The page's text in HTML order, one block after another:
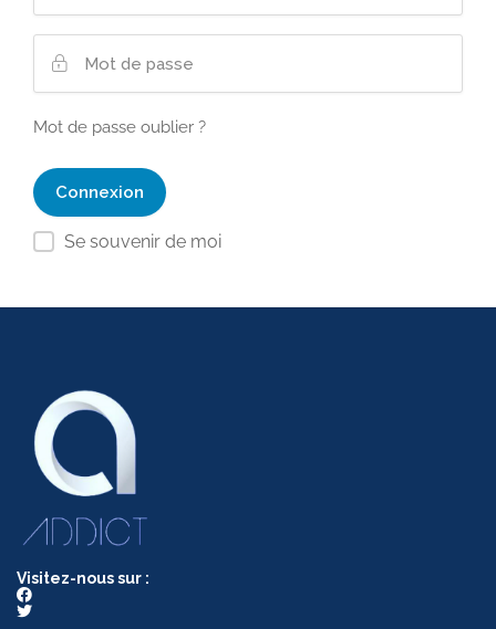
Mot de passe oublier ?
Se souvenir de moi
Visitez-nous sur :